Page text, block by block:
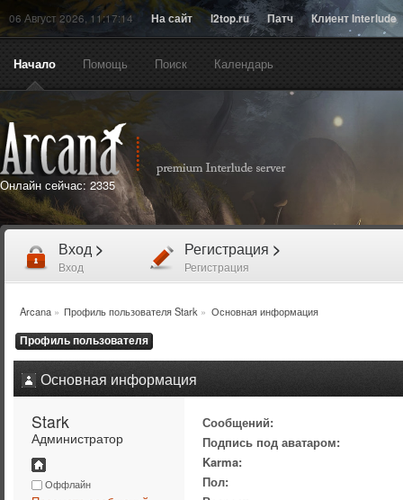
06 Август 2026, 11:17:14 На сайт l2top.ru Патч Клиент Interlude
Начало Помощь Поиск Календарь
Онлайн сейчас: 2335
Вход >
Вход
Регистрация >
Регистрация
Arcana» Профиль пользователя Stark » Основная информация
Профиль пользователя
Основная информация
Stark
Администратор
Оффлайн
Сообщений:
Подпись под аватаром:
Karma:
Пол: